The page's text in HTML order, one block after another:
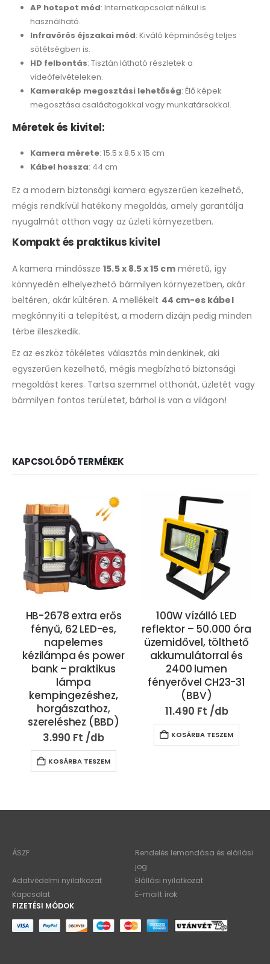
AP hotspot mód: Internetkapcsolat nélkül is
használható.
Infravörös éjszakai mód: Kiváló képminőség teljes
sötétségben is.
HD felbontás: Tisztán látható részletek a
videófelvételeken.
Kamerakép megosztási lehetőség: Élő képek
megosztása családtagokkal vagy munkatársakkal.
Méretek és kivitel:
Kamera mérete: 15.5 x 8.5 x 15 cm
Kábel hossza: 44 cm
Ez a modern biztonsági kamera egyszerűen kezelhető,
mégis rendkívül hatékony megoldás, amely garantálja
nyugalmát otthon vagy az üzleti környezetben.
Kompakt és praktikus kivitel
A kamera mindössze15.5 x 8.5 x 15 cmméretű, így
könnyedén elhelyezhető bármilyen környezetben, akár
beltéren, akár kültéren. A mellékelt 44 cm-es kábel
megkönnyíti a telepítést, a modern dizájn pedig minden
térbe illeszkedik.
Ez az eszköz tökéletes választás mindenkinek, aki
egyszerűen kezelhető, mégis megbízható biztonsági
megoldást keres. Tartsa szemmel otthonát, üzletét vagy
bármilyen fontos területet, bárhol is van a világon!
KAPCSOLÓDÓ TERMÉKEK
HB-2678 extra erős
fényű, 62 LED-es,
napelemes
kézilámpa és power
bank – praktikus
lámpa
kempingezéshez,
horgászathoz,
szereléshez (BBD)
3.990 Ft
KOSÁRBA TESZEM
100W vízálló LED
reflektor – 50.000 óra
üzemidővel, tölthető
akkumulátorral és
2400 lumen
fényerővel CH23-31
(BBV)
11.490 Ft
KOSÁRBA TESZEM
ÁSZF
Rendelés lemondása és elállási
jog
Adatvédelmi nyilatkozat
Elállási nyilatkozat
Kapcsolat
E-mailt írok
FIZETÉSI MÓDOK